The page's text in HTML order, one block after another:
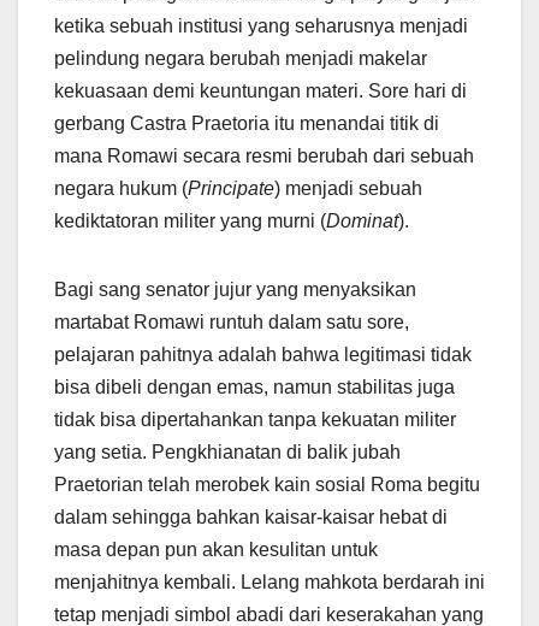
ketika sebuah institusi yang seharusnya menjadi
pelindung negara berubah menjadi makelar
kekuasaan demi keuntungan materi. Sore hari di
gerbang Castra Praetoria itu menandai titik di
mana Romawi secara resmi berubah dari sebuah
negara hukum (Principate) menjadi sebuah
kediktatoran militer yang murni (Dominat).
Bagi sang senator jujur yang menyaksikan
martabat Romawi runtuh dalam satu sore,
pelajaran pahitnya adalah bahwa legitimasi tidak
bisa dibeli dengan emas, namun stabilitas juga
tidak bisa dipertahankan tanpa kekuatan militer
yang setia. Pengkhianatan di balik jubah
Praetorian telah merobek kain sosial Roma begitu
dalam sehingga bahkan kaisar-kaisar hebat di
masa depan pun akan kesulitan untuk
menjahitnya kembali. Lelang mahkota berdarah ini
tetap menjadi simbol abadi dari keserakahan yang